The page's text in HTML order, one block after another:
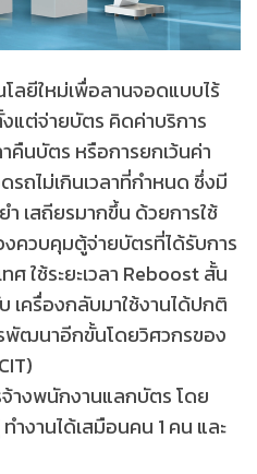
โลยีใหม่เพื่อลานจอดแบบไร้
แต่จ่ายบัตร คิดค่าบริการ
คืนบัตร หรือการยกเว้นค่า
ถไม่เกินเวลาที่กำหนด ซึ่งมี
เสถียรมากขึ้น ด้วยการใช้
ควบคุมตู้จ่ายบัตรที่ได้รับการ
ศ ใช้ระยะเวลา Reboost สั้น
เครื่องกลับมาใช้งานได้ปกติ
รพัฒนาอีกขั้นโดยวิศวกรของ
จ้างพนักงานแลกบัตร โดย
ำงานได้เสมือนคน 1 คน และ